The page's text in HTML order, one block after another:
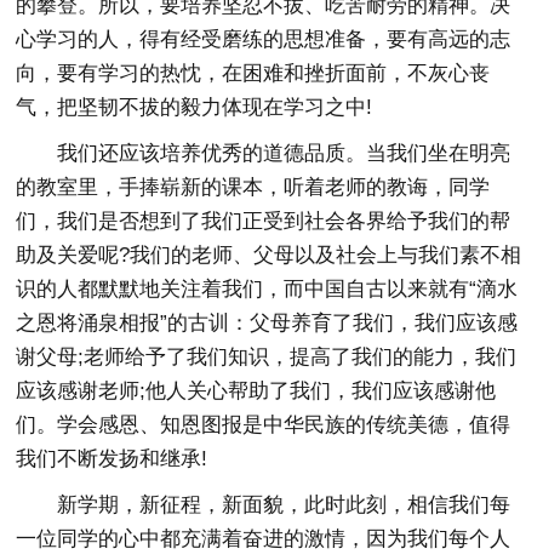
的攀登。所以，要培养坚忍不拔、吃苦耐劳的精神。决
心学习的人，得有经受磨练的思想准备，要有高远的志
向，要有学习的热忱，在困难和挫折面前，不灰心丧
气，把坚韧不拔的毅力体现在学习之中!
我们还应该培养优秀的道德品质。当我们坐在明亮
的教室里，手捧崭新的课本，听着老师的教诲，同学
们，我们是否想到了我们正受到社会各界给予我们的帮
助及关爱呢?我们的老师、父母以及社会上与我们素不相
识的人都默默地关注着我们，而中国自古以来就有“滴水
之恩将涌泉相报”的古训：父母养育了我们，我们应该感
谢父母;老师给予了我们知识，提高了我们的能力，我们
应该感谢老师;他人关心帮助了我们，我们应该感谢他
们。学会感恩、知恩图报是中华民族的传统美德，值得
我们不断发扬和继承!
新学期，新征程，新面貌，此时此刻，相信我们每
一位同学的心中都充满着奋进的激情，因为我们每个人